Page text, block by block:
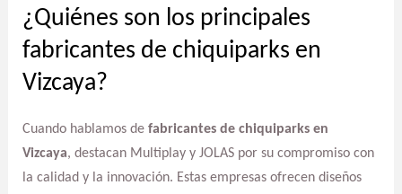
¿Quiénes son los principales
fabricantes de chiquiparks en
Vizcaya?
Cuando hablamos de fabricantes de chiquiparks en
Vizcaya, destacan Multiplay y JOLAS por su compromiso con
la calidad y la innovación. Estas empresas ofrecen diseños